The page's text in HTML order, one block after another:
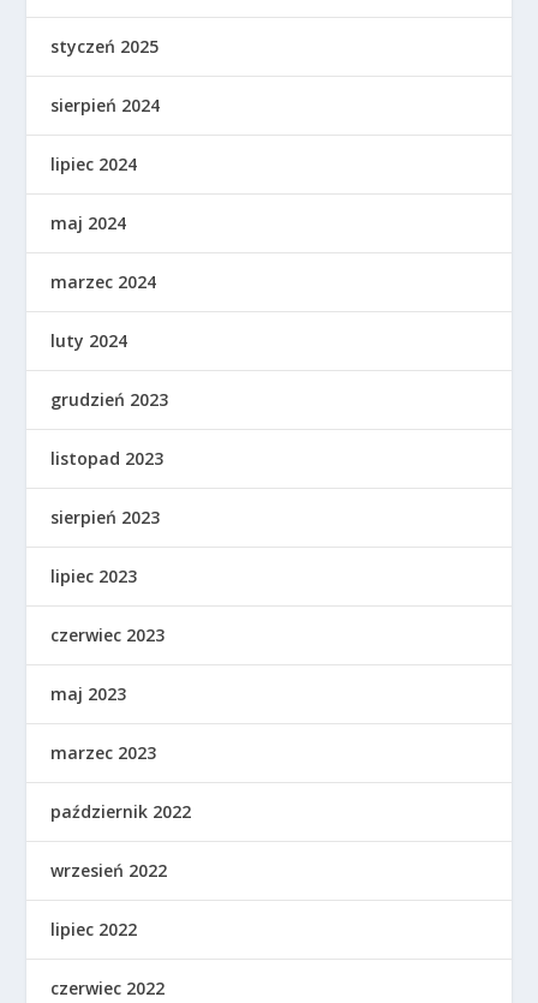
styczeń 2025
sierpień 2024
lipiec 2024
maj 2024
marzec 2024
luty 2024
grudzień 2023
listopad 2023
sierpień 2023
lipiec 2023
czerwiec 2023
maj 2023
marzec 2023
październik 2022
wrzesień 2022
lipiec 2022
czerwiec 2022